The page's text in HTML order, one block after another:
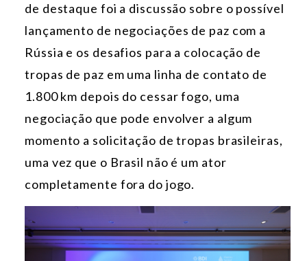
de destaque foi a discussão sobre o possível
lançamento de negociações de paz com a
Rússia e os desafios para a colocação de
tropas de paz em uma linha de contato de
1.800 km depois do cessar fogo, uma
negociação que pode envolver a algum
momento a solicitação de tropas brasileiras,
uma vez que o Brasil não é um ator
completamente fora do jogo.